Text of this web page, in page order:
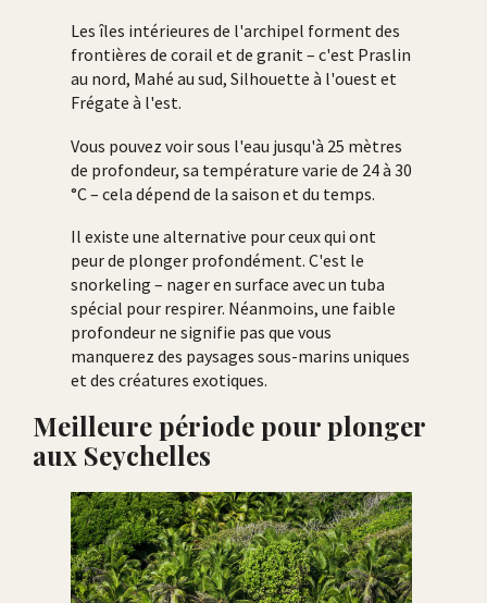
Les îles intérieures de l'archipel forment des
frontières de corail et de granit – c'est Praslin
au nord, Mahé au sud, Silhouette à l'ouest et
Frégate à l'est.
Vous pouvez voir sous l'eau jusqu'à 25 mètres
de profondeur, sa température varie de 24 à 30
°C – cela dépend de la saison et du temps.
Il existe une alternative pour ceux qui ont
peur de plonger profondément. C'est le
snorkeling – nager en surface avec un tuba
spécial pour respirer. Néanmoins, une faible
profondeur ne signifie pas que vous
manquerez des paysages sous-marins uniques
et des créatures exotiques.
Meilleure période pour plonger
aux Seychelles